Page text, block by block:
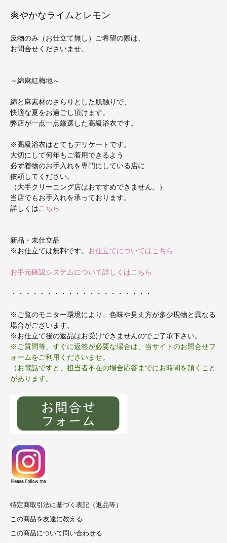
爽やかなライムとレモン
反物のみ（お仕立て無し）ご希望の際は、
お問合せくださいませ。
～綿麻紅梅地～
綿と麻素材のさらりとした肌触りで、
快適な夏をお過ごし頂けます。
弊店が一点一点厳選した高級浴衣です。
※高級浴衣はとてもデリケートです。
大切にして何年もご着用できるよう
必ず着物のお手入れを専門にしている店に
依頼してください。
（大手クリーニング店はおすすめできません。）
当店でもお手入れを承っております。
詳しくは こちら
新品・未仕立品
※お仕立ては無料です。 お仕立てについてはこちら
お手元確認システムについて詳しくはこちら
・・・・・・・・・・・・・・・・・・・・
※ご覧のモニター環境により、色味や見え方が多少現物と異なる
場合がございます。
※お仕立て後の返品はお受けできませんのでご了承下さい。
※ご質問等、すぐに返答が必要な場合は、当サイトのお問合せフ
ォームをご利用くださいませ。
（お電話ですと、担当者不在の場合応答までにお時間を頂くこと
があります。
特定商取引法に基づく表記（返品等）
この商品を友達に教える
この商品について問い合わせる